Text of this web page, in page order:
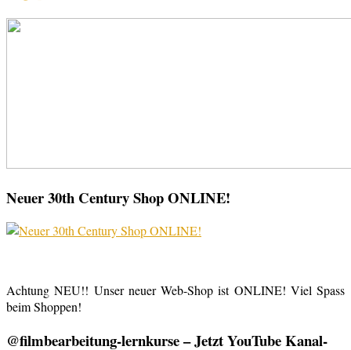
Neuer 30th Century Shop ONLINE!
Achtung NEU!! Unser neuer Web-Shop ist ONLINE! Viel Spass
beim Shoppen!
@filmbearbeitung-lernkurse – Jetzt YouTube Kanal-